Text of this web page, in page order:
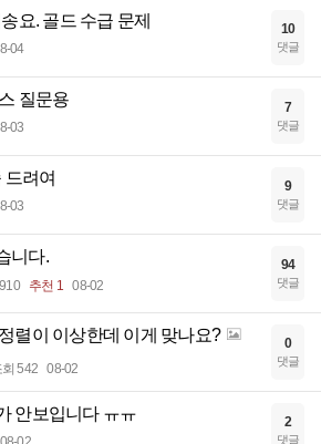
요. 골드 수급 문제
04
10
댓글
질문용
03
7
댓글
드려여
03
9
댓글
니다.
추천 1 08-02
94
댓글
렬이 이상한데 이게 맞나요?
회 542 08-02
0
댓글
안보입니다 ㅠㅠ 2
댓글